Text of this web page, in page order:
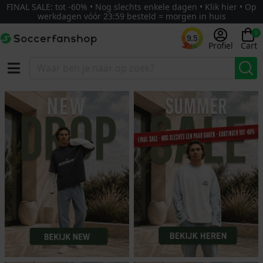
FINAL SALE: tot -60% • Nog slechts enkele dagen • Klik hier • Op
werkdagen vóór 23:59 besteld = morgen in huis
9.5
Profiel
0
Cart